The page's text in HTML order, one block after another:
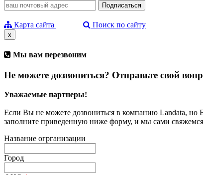
Карта сайта Поиск по сайту
x
Мы вам перезвоним
Не можете дозвониться? Отправьте свой
Уважаемые партнеры!
Если Вы не можете дозвониться в компанию Landata,
заполните приведенную ниже форму, и мы сами
Название огрганизации
Город